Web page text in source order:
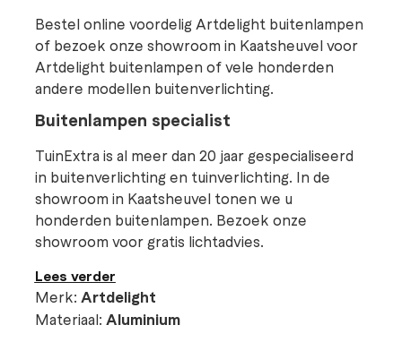
Bestel online voordelig Artdelight buitenlampen
of bezoek onze showroom in Kaatsheuvel voor
Artdelight buitenlampen of vele honderden
andere modellen buitenverlichting.
Buitenlampen specialist
TuinExtra is al meer dan 20 jaar gespecialiseerd
in buitenverlichting en tuinverlichting. In de
showroom in Kaatsheuvel tonen we u
honderden buitenlampen. Bezoek onze
showroom voor gratis lichtadvies.
Lees verder
Merk: Artdelight
Materiaal: Aluminium